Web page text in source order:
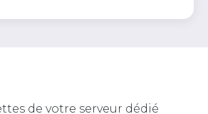
de votre serveur dédié